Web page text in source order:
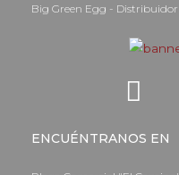
Big Green Egg - Distribuidor
ENCUÉNTRANOS EN